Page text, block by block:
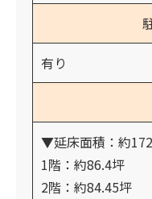
有り
▼延床面積：約
1階：約86.4坪
2階：約84.45坪